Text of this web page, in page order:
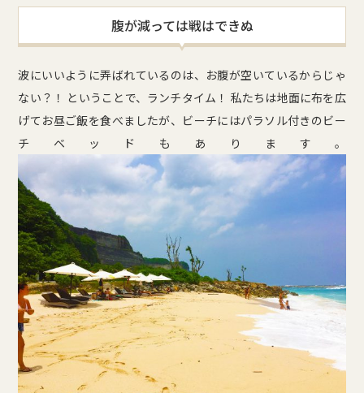
腹が減っては戦はできぬ
波にいいように弄ばれているのは、お腹が空いているからじゃ
ない？！ ということで、ランチタイム！ 私たちは地面に布を広
げてお昼ご飯を食べましたが、ビーチにはパラソル付きのビー
チベッドもあります。